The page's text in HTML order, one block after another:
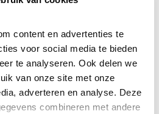
content en advertenties te
voor social media te bieden
te analyseren. Ook delen we
van onze site met onze
adverteren en analyse. Deze
combineren met andere